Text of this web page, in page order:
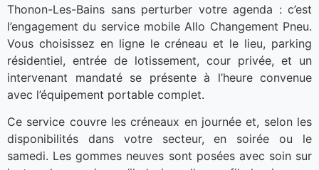
Thonon-Les-Bains sans perturber votre agenda : c’est
l’engagement du service mobile Allo Changement Pneu.
Vous choisissez en ligne le créneau et le lieu, parking
résidentiel, entrée de lotissement, cour privée, et un
intervenant mandaté se présente à l’heure convenue
avec l’équipement portable complet.
Ce service couvre les créneaux en journée et, selon les
disponibilités dans votre secteur, en soirée ou le
samedi. Les gommes neuves sont posées avec soin sur